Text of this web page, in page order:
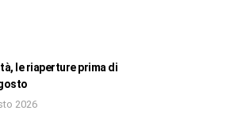
le riaperture prima di
2026